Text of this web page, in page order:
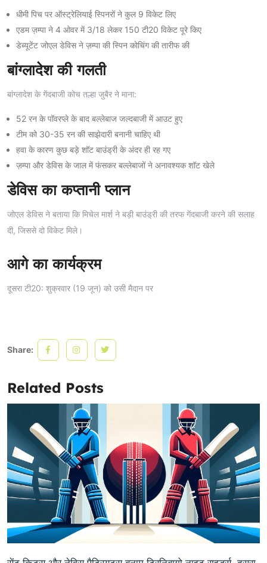
धीमी पिच पर ऑस्ट्रेलियाई स्पिनरों ने कुल 9 विकेट लिए
एडम ज़म्पा ने 4 ओवर में 3/18 लेकर 150 टी20 विकेट पूरे किए
डेब्यूटेंट जोएल डेविस ने ज़म्पा की स्पिन कोचिंग की तारीफ की
बांग्लादेश की गलती
बांग्लादेश के गेंदबाजी कोच तल्हा जुबैर ने माना:
52 रन के पॉवरप्ले के बाद बल्लेबाज जल्दबाजी में आउट हुए
टीम को 30-35 रन की साझेदारी बनानी चाहिए थी
हवा के कारण कुछ बड़े शॉट बाउंड्री के अंदर ही रह गए
ज़म्पा और डेविस के जाल में फंसकर बल्लेबाजों ने अनावश्यक शॉट खेले
डेविस का कप्तानी प्लान
जोएल डेविस ने बताया कि मिचेल मार्श ने बड़ी बाउंड्री की तरफ गेंदबाजी करने की सलाह
दी, जिससे दो विकेट मिले।
आगे का कार्यक्रम
दूसरा टी20: शुक्रवार (19 जून) को उसी मैदान पर
Share:
Related Posts